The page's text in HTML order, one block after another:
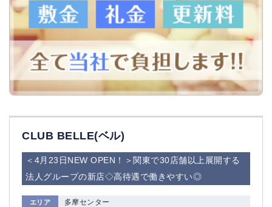
CLUB BELLE(ベル)
＜4月23日NEW OPEN！＞関東で30店舗以上展開する
法人グループの新店◇高待遇で働きやすい◎
エリア 多摩センター